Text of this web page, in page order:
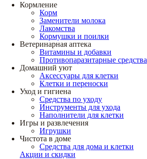
Кормление
Корм
Заменители молока
Лакомства
Кормушки и поилки
Ветеринарная аптека
Витамины и добавки
Противопаразитарные средства
Домашний уют
Аксессуары для клетки
Клетки и переноски
Уход и гигиена
Средства по уходу
Инструменты для ухода
Наполнители для клетки
Игры и развлечения
Игрушки
Чистота в доме
Средства для дома и клетки
Акции и скидки